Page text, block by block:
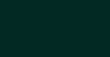
rare.
de données